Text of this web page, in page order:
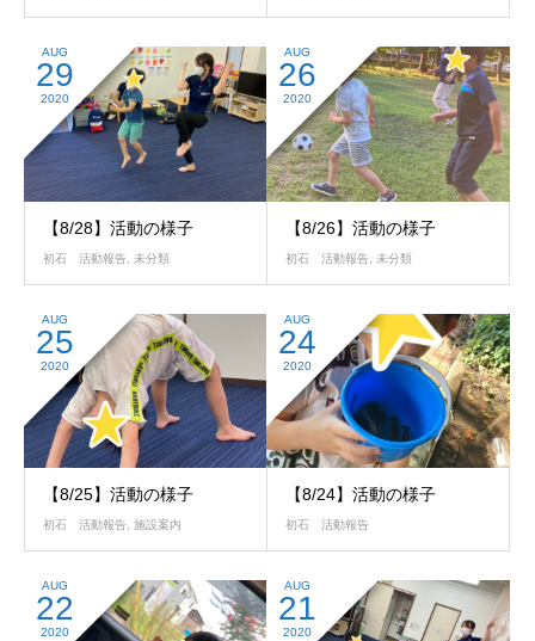
AUG
29
2020
【8/28】活動の様子
初石 活動報告 未分類
AUG
26
2020
【8/26】活動の様子
初石 活動報告 未分類
AUG
25
2020
【8/25】活動の様子
初石 活動報告 施設案内
AUG
24
2020
【8/24】活動の様子
初石 活動報告
AUG
22
2020
AUG
21
2020